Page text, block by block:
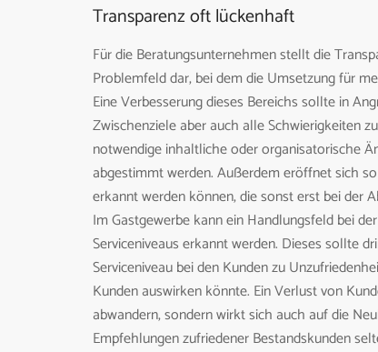
Transparenz oft lückenhaft
Für die Beratungsunternehmen stellt die
Problemfeld dar, bei dem die Umsetzung für
Eine Verbesserung dieses Bereichs sollte in
Zwischenziele aber auch alle Schwierigkeiten
notwendige inhaltliche oder organisatorische
abgestimmt werden. Außerdem eröffnet sich
erkannt werden können, die sonst erst bei der
Im Gastgewerbe kann ein Handlungsfeld bei
Serviceniveaus erkannt werden. Dieses sollte
Serviceniveau bei den Kunden zu
Kunden auswirken könnte. Ein Verlust von
abwandern, sondern wirkt sich auch auf die
Empfehlungen zufriedener Bestandskunden